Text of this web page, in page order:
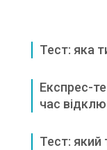
Тест: яка
Експрес-
час
Тест: який